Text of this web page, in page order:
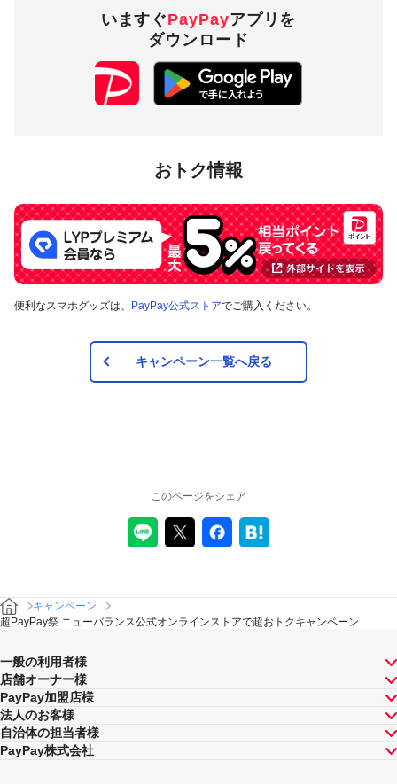
す。PayPay株式会社が指定する場合を除き、それらが重
複適用されることはありません。
同時開催する他の総付キャンペーンの適用条件を満たす
ときにはそれらも適用されますが、1回のお支払いについ
てのPayPayボーナスの付与率は、合計で支払額の66.5％
す）。ただし、上記上限は、マイナポイント付与期間中
（2020年9月1日～2022年3月31日）のお支払いに適用さ
キャンペーン内容および適用条件を予告なく変更する場
合や、キャンペーン自体を予告なく中止する場合があり
ます。
対象のお支払方法にてお支払いいただいた際に、仮に本
キャンペーンを適用すると、本キャンペーンによるキャ
ンペーン期間中のPayPayボーナスの付与額が合計5,000
ーン期間中5,000円相当を超えることはございません）。
対象店舗との取引の全部について取り消され、解除され
（合意解除を含みます。）、または無効となった場合
場合（以下「取消し等」といいます。）、当該取消し等
の対象となった返金後のPayPay決済金額に応じたボーナ
スが付与されます。
合計」は将来に向かってのみ減額されます。そのため、
「キャンペーン期間中の付与合計」が上限に到達して以
ら取消し等までのPayPay決済について本キャンペーンに
よるPayPayボーナスの付与が行われることはありませ
ん。
景品について
PayPayボーナス付与の際に、小数点以下は切り捨てとな
ります。
いますぐPayPayアプリを
ダウンロード
おトク情報
便利なスマホグッズは、 PayPay公式ストアでご購入ください。
キャンペーン一覧へ戻る
このページをシェア
キャンペーン
超PayPay祭 ニューバランス公式オンラインストアで超おトクキャンペーン
一般の利用者様
店舗オーナー様
PayPay加盟店様
法人のお客様
自治体の担当者様
PayPay株式会社